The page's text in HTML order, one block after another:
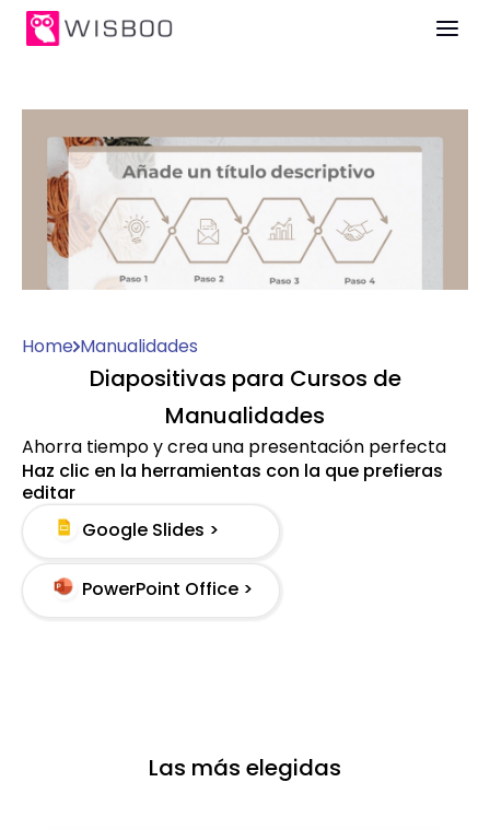
Home Manualidades
Diapositivas para Cursos de
Manualidades
Ahorra tiempo y crea una presentación perfecta
Haz clic en la herramientas con la que prefieras
editar
Google Slides >
PowerPoint Office >
Las más elegidas